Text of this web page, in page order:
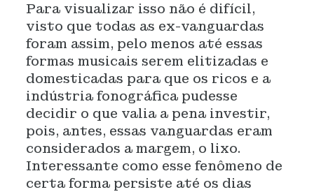
Para visualizar isso não é difícil,
visto que todas as ex-vanguardas
foram assim, pelo menos até essas
formas musicais serem elitizadas e
domesticadas para que os ricos e a
indústria fonográfica pudesse
decidir o que valia a pena investir,
pois, antes, essas vanguardas eram
considerados a margem, o lixo.
Interessante como esse fenômeno de
certa forma persiste até os dias